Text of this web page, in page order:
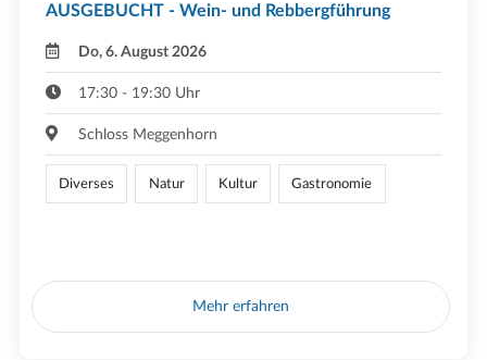
AUSGEBUCHT - Wein- und Rebbergführung
Do, 6. August 2026
17:30 - 19:30 Uhr
Schloss Meggenhorn
Diverses Natur Kultur Gastronomie
Mehr erfahren